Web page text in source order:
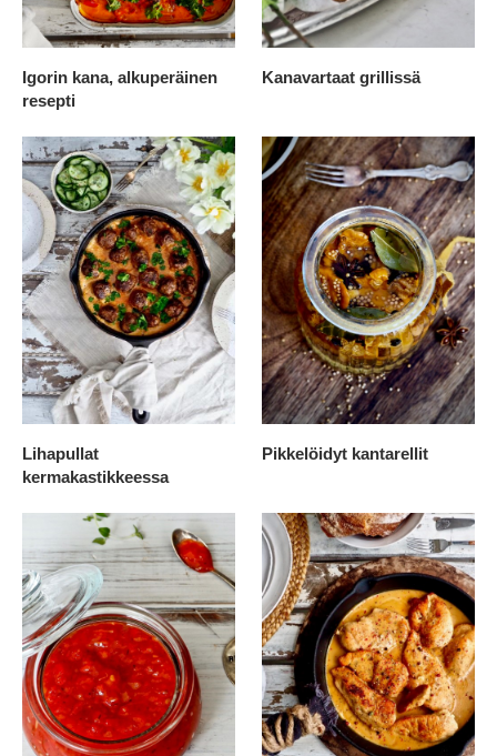
Igorin kana, alkuperäinen
resepti
Kanavartaat grillissä
Lihapullat
kermakastikkeessa
Pikkelöidyt kantarellit